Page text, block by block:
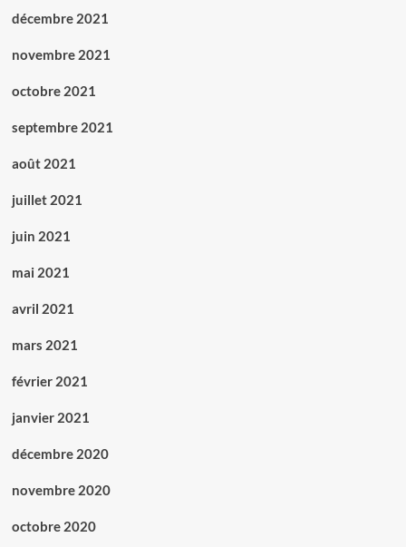
décembre 2021
novembre 2021
octobre 2021
septembre 2021
août 2021
juillet 2021
juin 2021
mai 2021
avril 2021
mars 2021
février 2021
janvier 2021
décembre 2020
novembre 2020
octobre 2020